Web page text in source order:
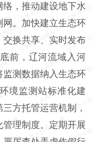
，推动建设地下水
。加快建立生态环
换共享、实时发布
前，辽河流域入河
测数据纳入生态环
境监测站标准化建
方托管运营机制，
理制度。定期开展